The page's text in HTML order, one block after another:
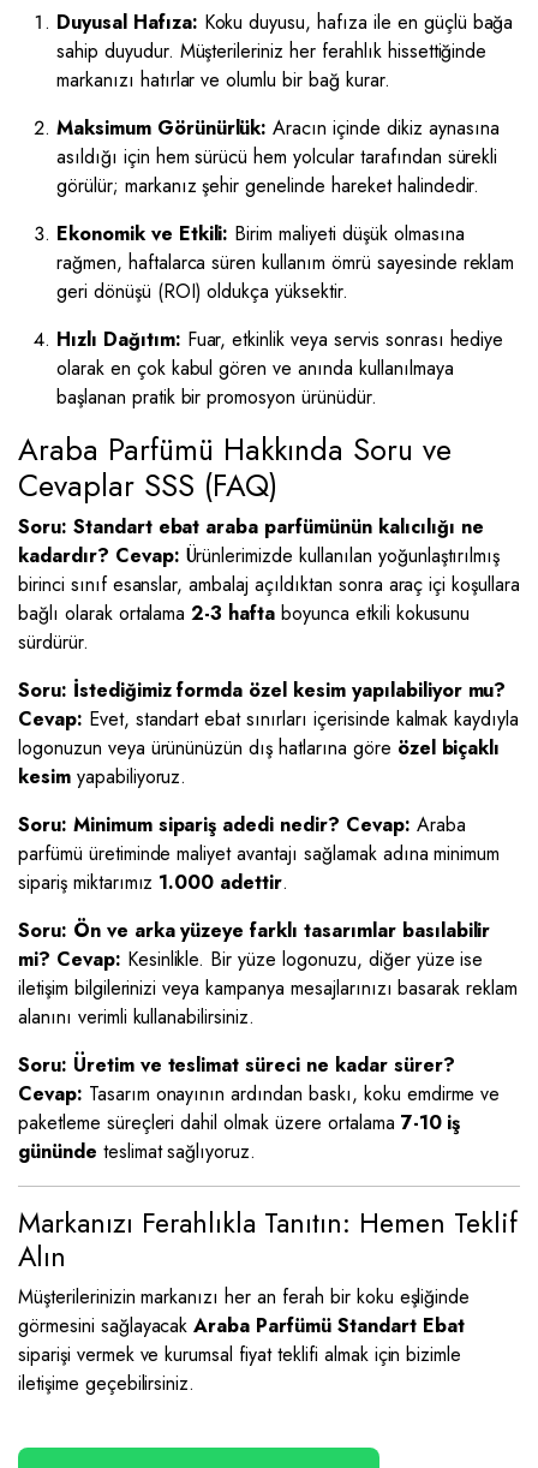
Duyusal Hafıza: Koku duyusu, hafıza ile en güçlü bağa
sahip duyudur. Müşterileriniz her ferahlık hissettiğinde
markanızı hatırlar ve olumlu bir bağ kurar.
Maksimum Görünürlük: Aracın içinde dikiz aynasına
asıldığı için hem sürücü hem yolcular tarafından sürekli
görülür; markanız şehir genelinde hareket halindedir.
Ekonomik ve Etkili: Birim maliyeti düşük olmasına
rağmen, haftalarca süren kullanım ömrü sayesinde reklam
geri dönüşü (ROI) oldukça yüksektir.
Hızlı Dağıtım: Fuar, etkinlik veya servis sonrası hediye
olarak en çok kabul gören ve anında kullanılmaya
başlanan pratik bir promosyon ürünüdür.
Araba Parfümü Hakkında Soru ve
Cevaplar SSS (FAQ)
Soru: Standart ebat araba parfümünün kalıcılığı ne
kadardır? Cevap: Ürünlerimizde kullanılan yoğunlaştırılmış
birinci sınıf esanslar, ambalaj açıldıktan sonra araç içi koşullara
bağlı olarak ortalama2-3 hafta boyunca etkili kokusunu
sürdürür.
Soru: İstediğimiz formda özel kesim yapılabiliyor mu?
Cevap: Evet, standart ebat sınırları içerisinde kalmak kaydıyla
logonuzun veya ürününüzün dış hatlarına göre özel biçaklı
kesimyapabiliyoruz.
Soru: Minimum sipariş adedi nedir? Cevap: Araba
parfümü üretiminde maliyet avantajı sağlamak adına minimum
sipariş miktarımız 1.000 adettir.
Soru: Ön ve arka yüzeye farklı tasarımlar basılabilir
mi? Cevap: Kesinlikle. Bir yüze logonuzu, diğer yüze ise
iletişim bilgilerinizi veya kampanya mesajlarınızı basarak reklam
alanını verimli kullanabilirsiniz.
Soru: Üretim ve teslimat süreci ne kadar sürer?
Cevap: Tasarım onayının ardından baskı, koku emdirme ve
paketleme süreçleri dahil olmak üzere ortalama 7-10 iş
gününde teslimat sağlıyoruz.
Markanızı Ferahlıkla Tanıtın: Hemen Teklif
Alın
Müşterilerinizin markanızı her an ferah bir koku eşliğinde
görmesini sağlayacakAraba Parfümü Standart Ebat
siparişi vermek ve kurumsal fiyat teklifi almak için bizimle
iletişime geçebilirsiniz.